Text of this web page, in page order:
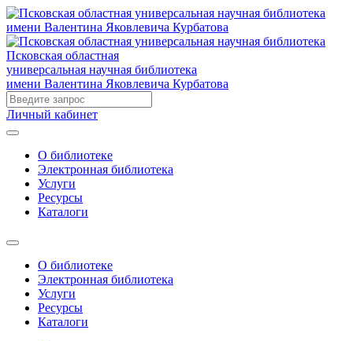
Псковская областная
универсальная научная библиотека
имени Валентина Яковлевича Курбатова
Личный кабинет
О библиотеке
Электронная библиотека
Услуги
Ресурсы
Каталоги
О библиотеке
Электронная библиотека
Услуги
Ресурсы
Каталоги